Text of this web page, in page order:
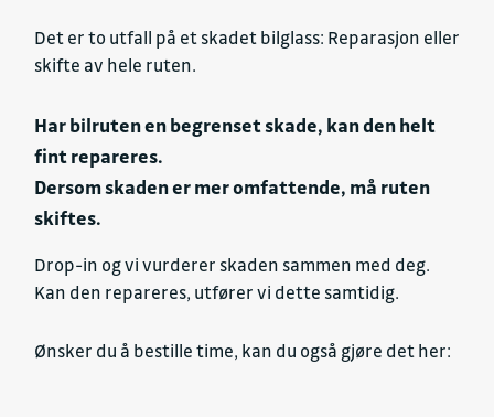
Det er to utfall på et skadet bilglass: Reparasjon eller
skifte av hele ruten.
Har bilruten en begrenset skade, kan den helt
fint repareres.
Dersom skaden er mer omfattende, må ruten
skiftes.
Drop-in og vi vurderer skaden sammen med deg.
Kan den repareres, utfører vi dette samtidig.
Ønsker du å bestille time, kan du også gjøre det her: